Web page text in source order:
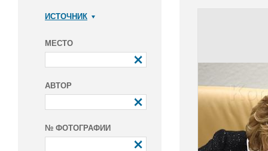
ИСТОЧНИК
МЕСТО
АВТОР
№ ФОТОГРАФИИ